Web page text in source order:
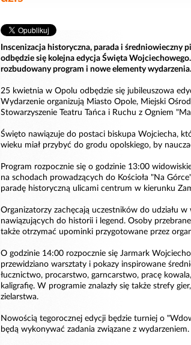
Inscenizacja historyczna, parada i średniowieczny
odbędzie się kolejna edycja Święta
rozbudowany program i nowe elementy wydarzenia.
25 kwietnia w Opolu odbędzie się jubileuszowa
Wydarzenie organizują Miasto Opole, Miejski
Stowarzyszenie Teatru Tańca i Ruchu z Ogniem
Święto nawiązuje do postaci biskupa Wojciecha,
wieku miał przybyć do grodu opolskiego, by
Program rozpocznie się o godzinie 13:00
na schodach prowadzących do Kościoła "Na
paradę historyczną ulicami centrum w kierunku
Organizatorzy zachęcają uczestników do udziału
nawiązujących do historii i legend. Osoby
także otrzymać upominki przygotowane przez
O godzinie 14:00 rozpocznie się Jarmark
przewidziano warsztaty i pokazy inspirowane
łucznictwo, procarstwo, garncarstwo, pracę
kaligrafię. W programie znalazły się także strefy
zielarstwa.
Nowością tegorocznej edycji będzie turniej o
będą wykonywać zadania związane z wydarzeniem.